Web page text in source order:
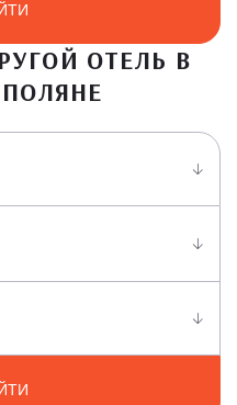
ОТЕЛЬ В